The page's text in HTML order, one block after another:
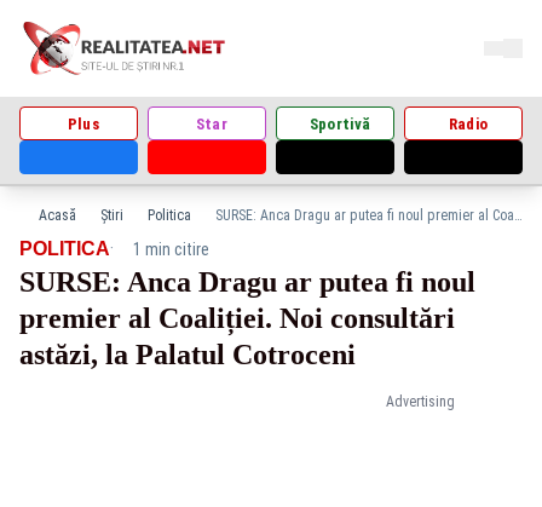
Plus Star Sportivă Radio
Acasă Știri Politica SURSE: Anca Dragu ar putea fi noul premier al Coaliției. Noi consultări astăzi, la Palatul Cotroceni
Advertising
POLITICA· 1 min citire
SURSE: Anca Dragu ar putea fi noul
premier al Coaliției. Noi consultări
astăzi, la Palatul Cotroceni